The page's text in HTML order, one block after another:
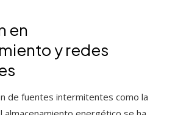
en
y redes
de fuentes intermitentes como la